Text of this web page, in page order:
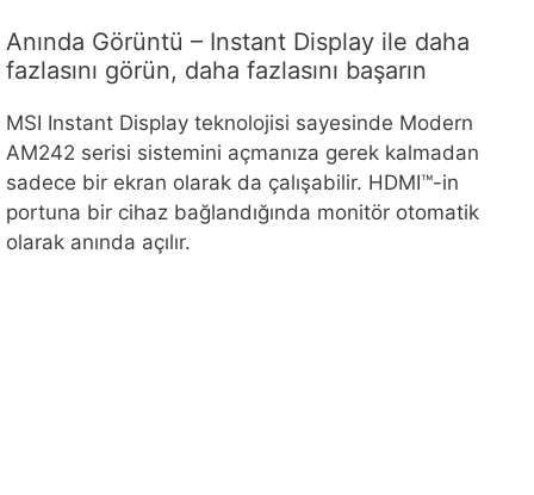
Anında Görüntü – Instant Display ile daha
fazlasını görün, daha fazlasını başarın
MSI Instant Display teknolojisi sayesinde Modern
AM242 serisi sistemini açmanıza gerek kalmadan
sadece bir ekran olarak da çalışabilir. HDMI™-in
portuna bir cihaz bağlandığında monitör otomatik
olarak anında açılır.